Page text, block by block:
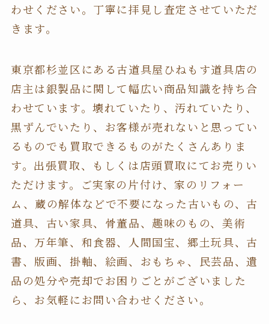
わせください。丁寧に拝見し査定させていただ
きます。
東京都杉並区にある古道具屋ひねもす道具店の
店主は銀製品に関して幅広い商品知識を持ち合
わせています。壊れていたり、汚れていたり、
黒ずんでいたり、お客様が売れないと思ってい
るものでも買取できるものがたくさんありま
す。出張買取、もしくは店頭買取にてお売りい
ただけます。ご実家の片付け、家のリフォー
ム、蔵の解体などで不要になった古いもの、古
道具、古い家具、骨董品、趣味のもの、美術
品、万年筆、和食器、人間国宝、郷土玩具、古
書、版画、掛軸、絵画、おもちゃ、民芸品、遺
品の処分や売却でお困りごとがございました
ら、お気軽にお問い合わせください。